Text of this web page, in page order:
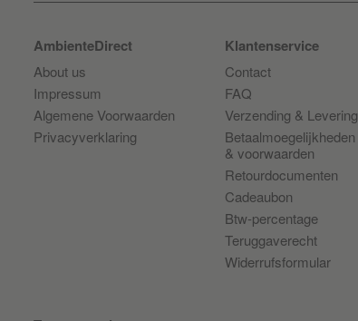
AmbienteDirect
About us
Impressum
Algemene Voorwaarden
Privacyverklaring
Klantenservice
Contact
FAQ
Verzending & Levering
Betaalmoegelijkheden
& voorwaarden
Retourdocumenten
Cadeaubon
Btw-percentage
Teruggaverecht
Widerrufsformular